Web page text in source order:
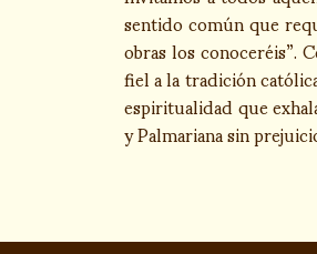
sentido común que
obras los conoceréis”.
fiel a la tradición
espiritualidad que
y Palmariana sin